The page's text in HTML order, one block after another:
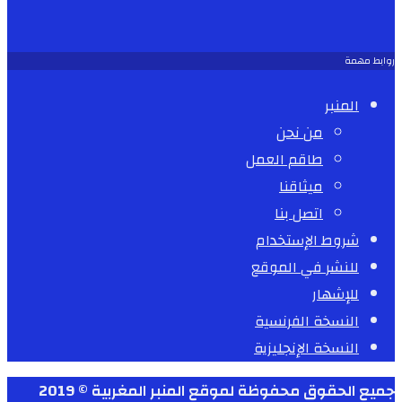
روابط مهمة
المنبر
من نحن
طاقم العمل
ميثاقنا
اتصل بنا
شروط الإستخدام
للنشر في الموقع
للإشهار
النسخة الفرنسية
النسخة الإنجليزية
جميع الحقوق محفوظة لموقع المنبر المغربية © 2019